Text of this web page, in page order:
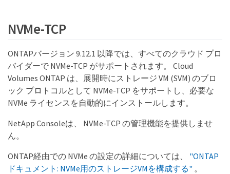
NVMe-TCP
ONTAPバージョン 9.12.1 以降では、すべてのクラウド プロ
バイダーで NVMe-TCP がサポートされます。 Cloud
Volumes ONTAP は、展開時にストレージ VM (SVM) のブロ
ック プロトコルとして NVMe-TCP をサポートし、必要な
NVMe ライセンスを自動的にインストールします。
NetApp Consoleは、 NVMe-TCP の管理機能を提供しませ
ん。
ONTAP経由での NVMe の設定の詳細については、 "ONTAP
ドキュメント: NVMe用のストレージVMを構成する" 。